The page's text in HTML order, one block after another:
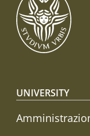
Footer
UNIVERSITY